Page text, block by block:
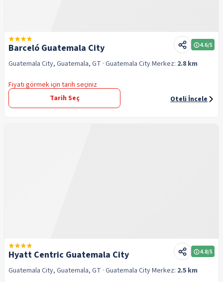
Barceló Guatemala City 4.6/5
Guatemala City, Guatemala, GT · Guatemala CityMerkez: 2.8 km
Fiyatı görmek için tarih seçiniz
Tarih Seç
Oteli İncele
Hyatt Centric Guatemala City 4.8/5
Guatemala City, Guatemala, GT · Guatemala CityMerkez: 2.5 km